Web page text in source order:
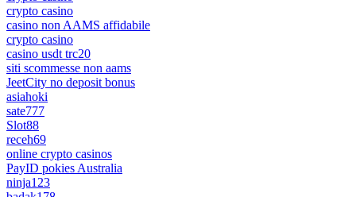
crypto casino
casino non AAMS affidabile
crypto casino
casino usdt trc20
siti scommesse non aams
JeetCity no deposit bonus
asiahoki
sate777
Slot88
receh69
online crypto casinos
PayID pokies Australia
ninja123